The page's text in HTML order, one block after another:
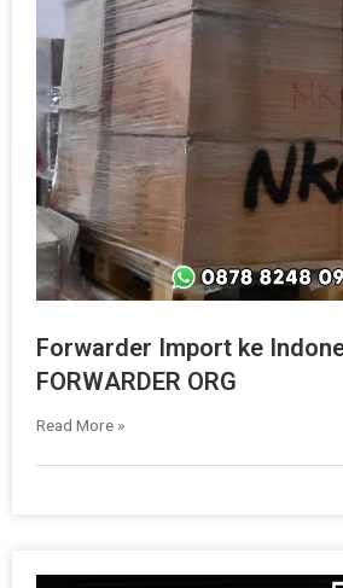
Forwarder Import ke
FORWARDER ORG
Read More »